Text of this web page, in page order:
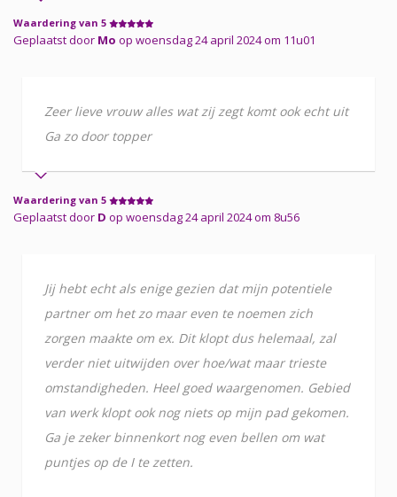
Waardering van 5
Geplaatst door Mo op woensdag 24 april 2024 om 11u01
Zeer lieve vrouw alles wat zij zegt komt ook echt uit
Ga zo door topper
Waardering van 5
Geplaatst door D op woensdag 24 april 2024 om 8u56
Jij hebt echt als enige gezien dat mijn potentiele
partner om het zo maar even te noemen zich
zorgen maakte om ex. Dit klopt dus helemaal, zal
verder niet uitwijden over hoe/wat maar trieste
omstandigheden. Heel goed waargenomen. Gebied
van werk klopt ook nog niets op mijn pad gekomen.
Ga je zeker binnenkort nog even bellen om wat
puntjes op de I te zetten.